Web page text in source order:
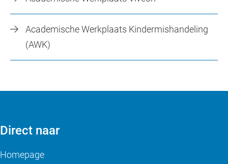
Academische Werkplaats Kindermishandeling
(AWK)
Direct naar
Homepage